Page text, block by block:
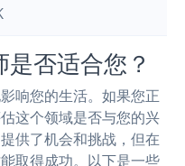
否适合您？
响您的生活。如果您正
这个领域是否与您的兴
供了机会和挑战，但在
取得成功。以下是一些